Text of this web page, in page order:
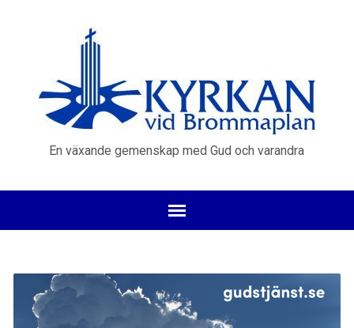
En växande gemenskap med Gud och varandra